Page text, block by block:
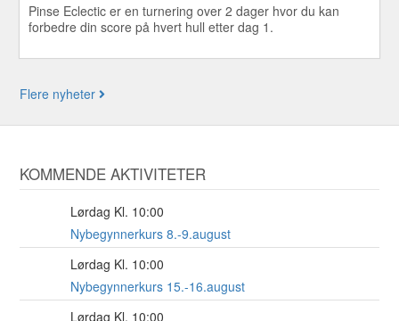
Pinse Eclectic er en turnering over 2 dager hvor du kan
forbedre din score på hvert hull etter dag 1.
Flere nyheter
KOMMENDE AKTIVITETER
Lørdag Kl. 10:00
Nybegynnerkurs 8.-9.august
Lørdag Kl. 10:00
Nybegynnerkurs 15.-16.august
Lørdag Kl. 10:00